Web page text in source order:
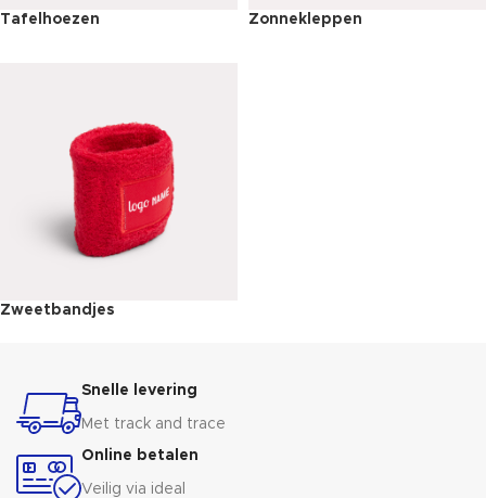
Tafelhoezen Zonnekleppen
Zweetbandjes
Snelle levering
Met track and trace
Online betalen
Veilig via ideal